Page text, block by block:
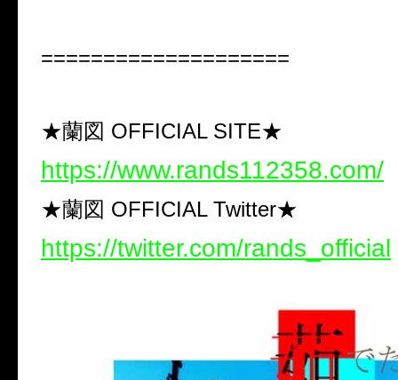
====================
★蘭図 OFFICIAL SITE★
https://www.rands112358.com/
★蘭図 OFFICIAL Twitter★
https://twitter.com/rands_official